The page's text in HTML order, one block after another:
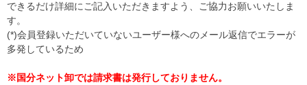
できるだけ詳細にご記入いただきますよう、ご協力お願いいたしま
す。
(*)会員登録いただいていないユーザー様へのメール返信でエラーが
多発しているため
※国分ネット卸では請求書は発行しておりません。